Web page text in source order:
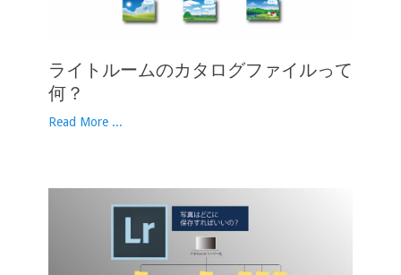
ライトルームのカタログファイルって
何？
Read More ...